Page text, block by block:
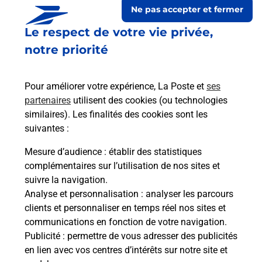
Le respect de votre vie privée,
notre priorité
Pour améliorer votre expérience, La Poste et ses
partenaires utilisent des cookies (ou technologies
similaires). Les finalités des cookies sont les
suivantes :
Mesure d’audience : établir des statistiques
complémentaires sur l’utilisation de nos sites et
suivre la navigation.
Analyse et personnalisation : analyser les parcours
clients et personnaliser en temps réel nos sites et
communications en fonction de votre navigation.
Publicité : permettre de vous adresser des publicités
en lien avec vos centres d’intérêts sur notre site et
Ne pas accepter et fermer
Boîte aux lettres La Poste
Prochaine collecte du courriervendredi
09h00
24 Grande Rue
21500
Athie
Itinéraire
Le lien s'ouvre dans un nouvel onglet